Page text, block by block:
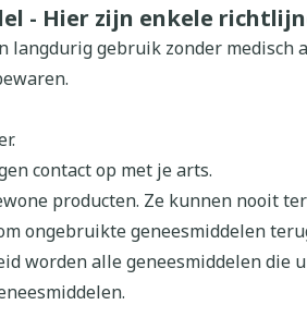
- Hier zijn enkele
langdurig gebruik zonder medisch
contact op met je arts.
producten. Ze kunnen nooit
ongebruikte geneesmiddelen
worden alle geneesmiddelen die